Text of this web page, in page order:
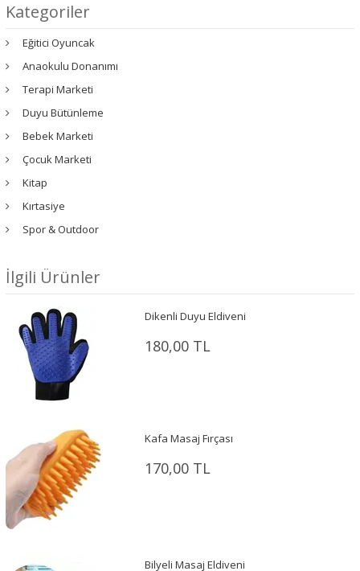
Kategoriler
Eğitici Oyuncak
Anaokulu Donanımı
Terapi Marketi
Duyu Bütünleme
Bebek Marketi
Çocuk Marketi
Kitap
Kırtasiye
Spor & Outdoor
İlgili Ürünler
Dikenli Duyu Eldiveni
180,00 TL
Kafa Masaj Fırçası
170,00 TL
Bilyeli Masaj Eldiveni